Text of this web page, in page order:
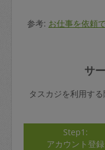
参考: お仕事を依頼
サ
タスカジを利用す
Step1:
アカウント登録